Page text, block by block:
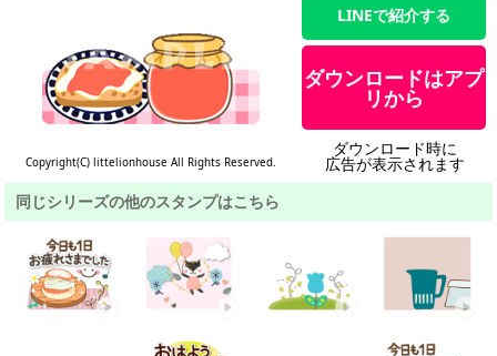
Copyright(C) littelionhouse All Rights Reserved.
LINEで紹介する
ダウンロードはアプ
リから
ダウンロード時に
広告が表示されます
同じシリーズの他のスタンプはこちら